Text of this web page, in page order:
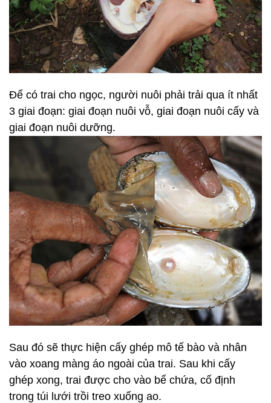
Để có trai cho ngọc, người nuôi phải trải qua ít nhất
3 giai đoạn: giai đoạn nuôi vỗ, giai đoạn nuôi cấy và
giai đoạn nuôi dưỡng.
Sau đó sẽ thực hiện cấy ghép mô tế bào và nhân
vào xoang màng áo ngoài của trai. Sau khi cấy
ghép xong, trai được cho vào bể chứa, cố định
trong túi lưới trồi treo xuống ao.